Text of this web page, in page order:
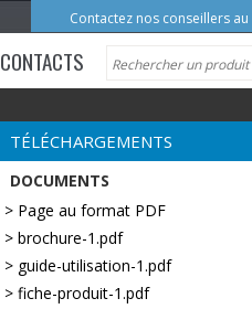
Contactez nos conseillers au
CONTACTS
TÉLÉCHARGEMENTS
DOCUMENTS
> Page au format PDF
> brochure-1.pdf
> guide-utilisation-1.pdf
> fiche-produit-1.pdf